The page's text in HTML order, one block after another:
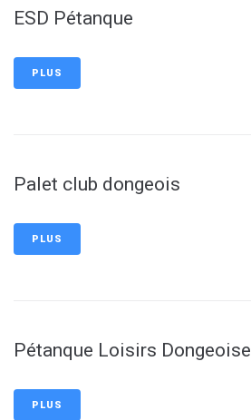
ESD Pétanque
PLUS
Palet club dongeois
PLUS
Pétanque Loisirs Dongeoise
PLUS